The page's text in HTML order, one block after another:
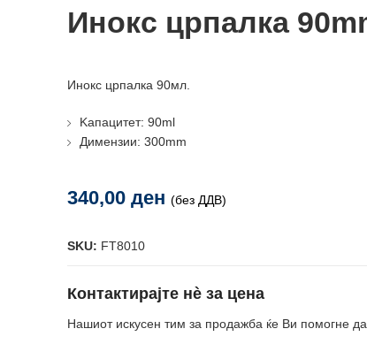
Инокс црпалка
Инокс црпалка 90мл.
Kaпацитет: 90ml
Димензии: 300mm
340,00ден (без ДДВ)
SKU: FT8010
Контактирајте нè за цена
Нашиот искусен тим за продажба ќе Ви помогне да